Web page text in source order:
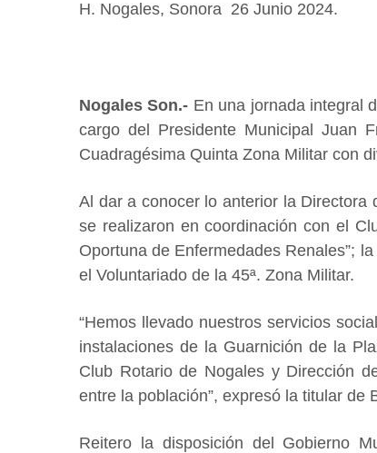
H. Nogales, Sonora 26 Junio 2024.
Nogales Son.- En una jornada integral
cargo del Presidente Municipal Juan
Cuadragésima Quinta Zona Militar con
Al dar a conocer lo anterior la Directora
se realizaron en coordinación con el
Oportuna de Enfermedades Renales”;
el Voluntariado de la 45ª. Zona Militar.
“Hemos llevado nuestros servicios
instalaciones de la Guarnición de la
Club Rotario de Nogales y Dirección
entre la población”, expresó la titular de
Reitero la disposición del Gobierno